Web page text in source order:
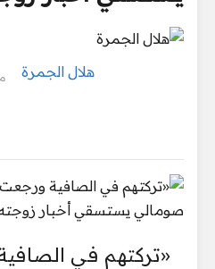
هلال الجمرة
«تركتهم في